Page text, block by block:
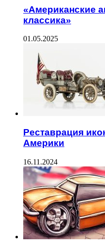
«Американские
классика»
01.05.2025
Реставрация
Америки
16.11.2024